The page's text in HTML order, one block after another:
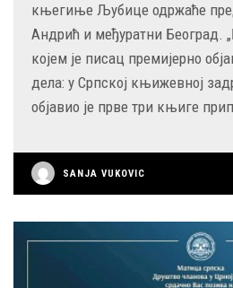
књегиње Љубице одржаће
Андрић и међуратни Београд.
којем је писац премијерно
дела: у Српској књижевној
објавио је прве три књиге
SANJA VUKOVIC